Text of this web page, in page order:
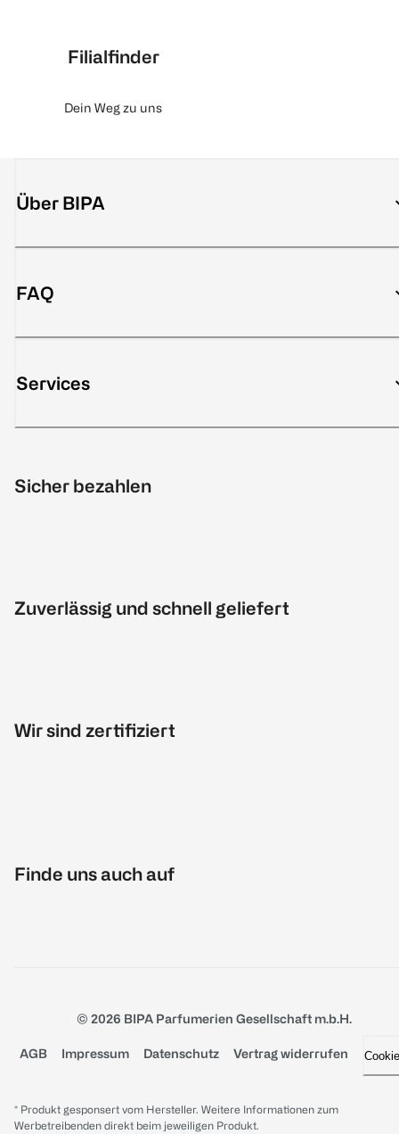
Filialfinder
Dein Weg zu uns
Über BIPA
FAQ
Services
Sicher bezahlen
Zuverlässig und schnell geliefert
Wir sind zertifiziert
Finde uns auch auf
© 2026 BIPA Parfumerien Gesellschaft m.b.H.
AGB Impressum Datenschutz Vertrag widerrufen
* Produkt gesponsert vom Hersteller. Weitere Informationen zum
Werbetreibenden direkt beim jeweiligen Produkt.